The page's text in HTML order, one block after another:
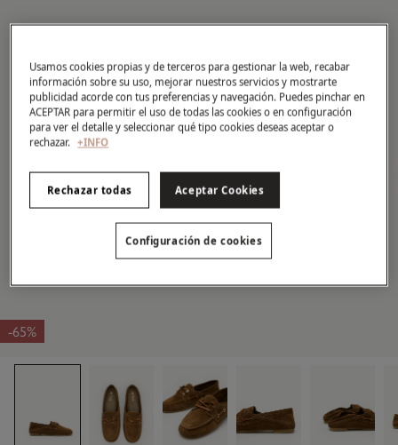
-65%
Usamos cookies propias y de terceros para gestionar la web, recabar
información sobre su uso, mejorar nuestros servicios y mostrarte
publicidad acorde con tus preferencias y navegación. Puedes pinchar en
ACEPTAR para permitir el uso de todas las cookies o en configuración
para ver el detalle y seleccionar qué tipo cookies deseas aceptar o
rechazar. +INFO
Rechazar todas Aceptar Cookies
Configuración de cookies